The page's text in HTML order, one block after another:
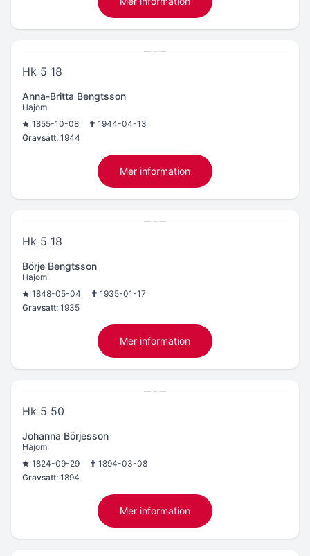
Hk 5 18
Anna-Britta Bengtsson
Hajom
1855-10-08
1944-04-13
Gravsatt: 1944
Mer information
Hk 5 18
Börje Bengtsson
Hajom
1848-05-04
1935-01-17
Gravsatt: 1935
Mer information
Hk 5 50
Johanna Börjesson
Hajom
1824-09-29
1894-03-08
Gravsatt: 1894
Mer information